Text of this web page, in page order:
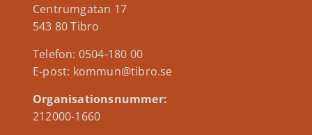
Centrumgatan 17
543 80 Tibro
Telefon: 0504-180 00
E-post: kommun@tibro.se
Organisationsnummer:
212000-1660